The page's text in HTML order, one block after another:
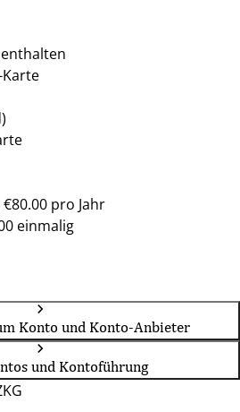
pro Jahr
einmalig
Konto und Konto-Anbieter
und Kontoführung